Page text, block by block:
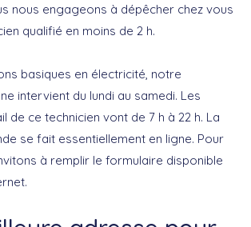
nous engageons à dépêcher chez vous
qualifié en moins de 2 h.
basiques en électricité, notre
intervient du lundi au samedi. Les
de ce technicien vont de 7 h à 22 h. La
se fait essentiellement en ligne. Pour
à remplir le formulaire disponible